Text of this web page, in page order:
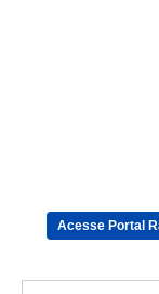
Acesse Portal